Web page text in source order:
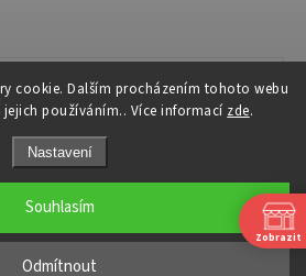
cookie. Dalším procházením tohoto webu
jejich používáním.. Více informací zde.
Nastavení
Odmítnout
Souhlasím
Comics. Všechna práva vyhrazena.
Zobrazit